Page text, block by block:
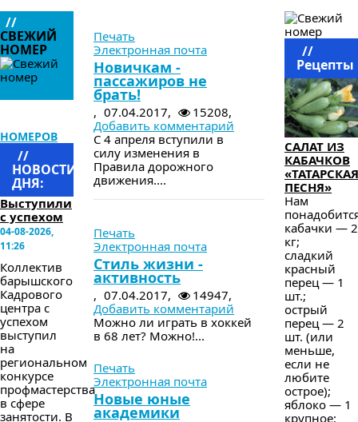
//
СВЕЖИЙ
НОМЕР
НОМЕРОВ
//
НОВОСТИ
ДНЯ:
Выступили
с успехом
04-08-2026,
11:26
Коллектив
барышского
Кадрового
центра с
успехом
выступил
на
региональном
конкурсе
профмастерства
в сфере
занятости. В
Печать
Электронная почта
Новичкам -
пассажиров не
брать!
, 07.04.2017,
15208,
Добавить комментарий
С 4 апреля вступили в
силу изменения в
Правила дорожного
движения....
Печать
Электронная почта
Стиль жизни -
активность
, 07.04.2017,
14947,
Добавить комментарий
Можно ли играть в хоккей
в 68 лет? Можно!...
Печать
Электронная почта
Новые юные
академики
//
Рецепты
САЛАТ ИЗ
КАБАЧКОВ
«ТАТАРСКАЯ
ПЕСНЯ»
Нам
кабачки — 2
кг;
сладкий
красный
перец — 1
шт.;
острый
перец — 2
шт. (или
меньше,
если не
любите
острое);
яблоко — 1
крупное;